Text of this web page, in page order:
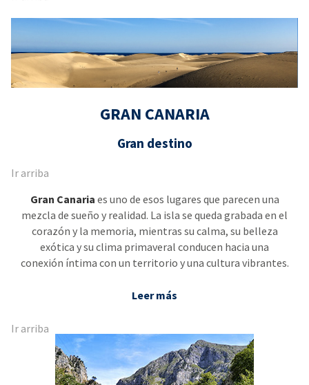
GRAN CANARIA
Gran destino
Ir arriba
Gran Canaria es uno de esos lugares que parecen una
mezcla de sueño y realidad. La isla se queda grabada en el
corazón y la memoria, mientras su calma, su belleza
exótica y su clima primaveral conducen hacia una
conexión íntima con un territorio y una cultura vibrantes.
Leer más
Ir arriba